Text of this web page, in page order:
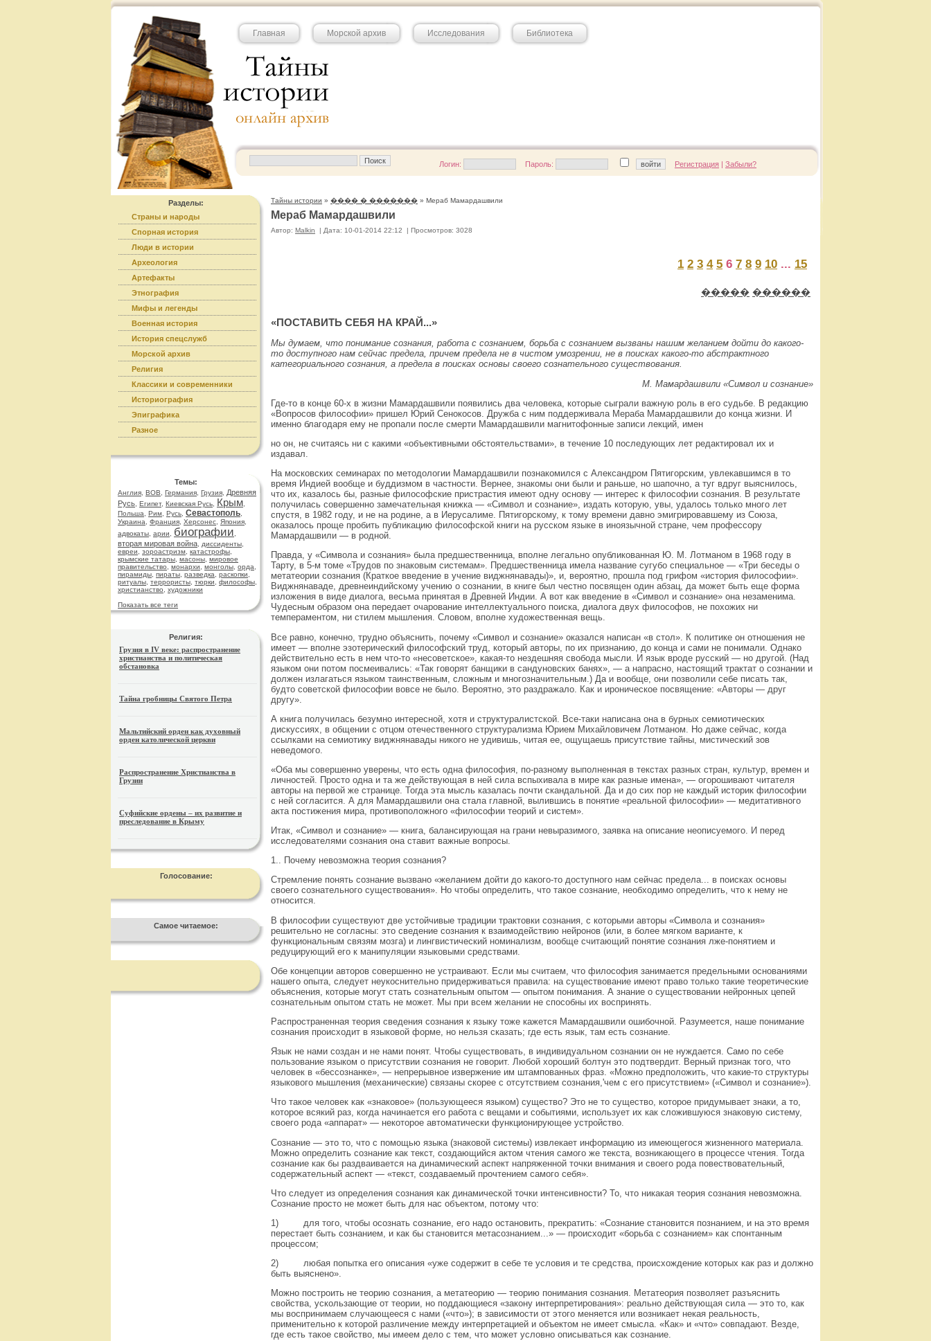
Главная Морской архив Исследования Библиотека
Логин: Пароль: Регистрация | Забыли?
Разделы:
Страны и народы
Спорная история
Люди в истории
Археология
Артефакты
Этнография
Мифы и легенды
Военная история
История спецслужб
Морской архив
Религия
Классики и современники
Историография
Эпиграфика
Разное
Темы:
Англия ВОВ Германия Грузия
Древняя
Русь Египет, Киевская Русь Крым
Польша
Рим Русь Севастополь
Украина
Франция Херсонес Япония
адвокаты арии биографии
вторая мировая война диссиденты
евреи
зороастризм катастрофы
крымские татары масоны мировое
правительство
монархи монголы орда
пирамиды пираты разведка раскопки
ритуалы террористы тюрки философы
христианство
художники
Показать все теги
Религия:
Грузия в IV веке: распространение
христианства и политическая
обстановка
Тайна гробницы Святого Петра
Мальтийский орден как духовный
орден католической церкви
Распространение Христианства в
Грузии
Суфийские ордены – их развитие и
преследование в Крыму
Голосование:
Самое читаемое:
Тайны истории » ���� � ������� » Мераб Мамардашвили
Мераб Мамардашвили
Автор: Malkin | Дата: 10-01-2014 22:12 | Просмотров: 3028
1 2 3 4 5 6 7 8 9 10 ... 15
����� ������
«ПОСТАВИТЬ СЕБЯ НА КРАЙ...»
Мы думаем, что понимание сознания, работа с сознанием, борьба с сознанием вызваны нашим желанием дойти до какого-
то доступного нам сейчас предела, причем предела не в чистом умозрении, не в поисках какого-то абстрактного
категориального сознания, а предела в поисках основы своего сознательного существования.
М. Мамардашвили «Символ и сознание»
Где-то в конце 60-х в жизни Мамардашвили появились два человека, которые сыграли важную роль в его судьбе. В редакцию
«Вопросов философии» пришел Юрий Сенокосов. Дружба с ним поддерживала Мераба Мамардашвили до конца жизни. И
именно благодаря ему не пропали после смерти Мамардашвили магнитофонные записи лекций, имен
но он, не считаясь ни с какими «объективными обстоятельствами», в течение 10 последующих лет редактировал их и
издавал.
На московских семинарах по методологии Мамардашвили познакомился с Александром Пятигорским, увлекавшимся в то
время Индией вообще и буддизмом в частности. Вернее, знакомы они были и раньше, но шапочно, а туг вдруг выяснилось,
что их, казалось бы, разные философские пристрастия имеют одну основу — интерес к философии сознания. В результате
получилась совершенно замечательная книжка — «Символ и сознание», издать которую, увы, удалось только много лет
спустя, в 1982 году, и не на родине, а в Иерусалиме. Пятигорскому, к тому времени давно эмигрировавшему из Союза,
оказалось проще пробить публикацию философской книги на русском языке в иноязычной стране, чем профессору
Мамардашвили — в родной.
Правда, у «Символа и сознания» была предшественница, вполне легально опубликованная Ю. М. Лотманом в 1968 году в
Тарту, в 5-м томе «Трудов по знаковым системам». Предшественница имела название сугубо специальное — «Три беседы о
метатеории сознания (Краткое введение в учение виджнянавады)», и, вероятно, прошла под грифом «история философии».
Виджнянаваде, древнеиндийскому учению о сознании, в книге был честно посвящен один абзац, да может быть еще форма
изложения в виде диалога, весьма принятая в Древней Индии. А вот как введение в «Символ и сознание» она незаменима.
Чудесным образом она передает очарование интеллектуального поиска, диалога двух философов, не похожих ни
темпераментом, ни стилем мышления. Словом, вполне художественная вещь.
Все равно, конечно, трудно объяснить, почему «Символ и сознание» оказался написан «в стол». К политике он отношения не
имеет — вполне эзотерический философский труд, который авторы, по их признанию, до конца и сами не понимали. Однако
действительно есть в нем что-то «несоветское», какая-то нездешняя свобода мысли. И язык вроде русский — но другой. (Над
языком они потом посмеивались: «Так говорят банщики в сандуновских банях», — а напрасно, настоящий трактат о сознании и
должен излагаться языком таинственным, сложным и многозначительным.) Да и вообще, они позволили себе писать так,
будто советской философии вовсе не было. Вероятно, это раздражало. Как и ироническое посвящение: «Авторы — друг
другу».
А книга получилась безумно интересной, хотя и структуралистской. Все-таки написана она в бурных семиотических
дискуссиях, в общении с отцом отечественного структурализма Юрием Михайловичем Лотманом. Но даже сейчас, когда
ссылками на семиотику виджнянавады никого не удивишь, читая ее, ощущаешь присутствие тайны, мистический зов
неведомого.
«Оба мы совершенно уверены, что есть одна философия, по-разному выполненная в текстах разных стран, культур, времен и
личностей. Просто одна и та же действующая в ней сила вспыхивала в мире как разные имена», — огорошивают читателя
авторы на первой же странице. Тогда эта мысль казалась почти скандальной. Да и до сих пор не каждый историк философии
с ней согласится. А для Мамардашвили она стала главной, вылившись в понятие «реальной философии» — медитативного
акта постижения мира, противоположного «философии теорий и систем».
Итак, «Символ и сознание» — книга, балансирующая на грани невыразимого, заявка на описание неописуемого. И перед
исследователями сознания она ставит важные вопросы.
1.. Почему невозможна теория сознания?
Стремление понять сознание вызвано «желанием дойти до какого-то доступного нам сейчас предела... в поисках основы
своего сознательного существования». Но чтобы определить, что такое сознание, необходимо определить, что к нему не
относится.
В философии существуют две устойчивые традиции трактовки сознания, с которыми авторы «Символа и сознания»
решительно не согласны: это сведение сознания к взаимодействию нейронов (или, в более мягком варианте, к
функциональным связям мозга) и лингвистический номинализм, вообще считающий понятие сознания лже-понятием и
редуцирующий его к манипуляции языковыми средствами.
Обе концепции авторов совершенно не устраивают. Если мы считаем, что философия занимается предельными основаниями
нашего опыта, следует неукоснительно придерживаться правила: на существование имеют право только такие теоретические
объяснения, которые могут стать сознательным опытом — опытом понимания. А знание о существовании нейронных цепей
сознательным опытом стать не может. Мы при всем желании не способны их воспринять.
Распространенная теория сведения сознания к языку тоже кажется Мамардашвили ошибочной. Разумеется, наше понимание
сознания происходит в языковой форме, но нельзя сказать; где есть язык, там есть сознание.
Язык не нами создан и не нами понят. Чтобы существовать, в индивидуальном сознании он не нуждается. Само по себе
пользование языком о присутствии сознания не говорит. Любой хороший болтун это подтвердит. Верный признак того, что
человек в «бессознанке», — непрерывное извержение им штампованных фраз. «Можно предположить, что какие-то структуры
языкового мышления (механические) связаны скорее с отсутствием сознания,'чем с его присутствием» («Символ и сознание»).
Что такое человек как «знаковое» (пользующееся языком) существо? Это не то существо, которое придумывает знаки, а то,
которое всякий раз, когда начинается его работа с вещами и событиями, использует их как сложившуюся знаковую систему,
своего рода «аппарат» — некоторое автоматически функционирующее устройство.
Сознание — это то, что с помощью языка (знаковой системы) извлекает информацию из имеющегося жизненного материала.
Можно определить сознание как текст, создающийся актом чтения самого же текста, возникающего в процессе чтения. Тогда
сознание как бы раздваивается на динамический аспект напряженной точки внимания и своего рода повествовательный,
содержательный аспект — «текст, создаваемый прочтением самого себя».
Что следует из определения сознания как динамической точки интенсивности? То, что никакая теория сознания невозможна.
Сознание просто не может быть для нас объектом, потому что:
1)
для того, чтобы осознать сознание, его надо остановить, прекратить: «Сознание становится познанием, и на это время
перестает быть сознанием, и как бы становится метасознанием...» — происходит «борьба с сознанием» как спонтанным
процессом;
2)
любая попытка его описания «уже содержит в себе те условия и те средства, происхождение которых как раз и должно
быть выяснено».
Можно построить не теорию сознания, а метатеорию — теорию понимания сознания. Метатеория позволяет разъяснить
свойства, ускользающие от теории, но поддающиеся «закону интерпретирования»: реально действующая сила — это то, как
мы воспринимаем случающееся с нами («что»); в зависимости от этого меняется или возникает некая реальность,
применительно к которой различение между интерпретацией и объектом не имеет смысла. «Как» и «что» совпадают. Везде,
где есть такое свойство, мы имеем дело с тем, что может условно описываться как сознание.